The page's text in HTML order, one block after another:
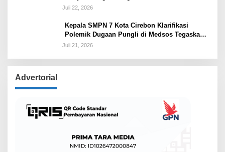
Tegaskan Penyaluran Sesuai Prosedur
Juli 22, 2026
Kepala SMPN 7 Kota Cirebon Klarifikasi
Polemik Dugaan Pungli di Medsos Tegaskan
Belum Ada Penetapan dan Semua Diputuskan
Juli 21, 2026
Advertorial